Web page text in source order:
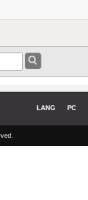
PC
LANG